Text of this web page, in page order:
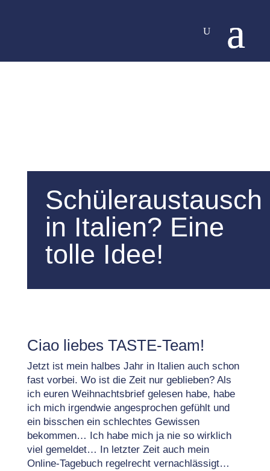
Schüleraustausch
in Italien? Eine
tolle Idee!
Ciao liebes TASTE-Team!
Jetzt ist mein halbes Jahr in Italien auch schon
fast vorbei. Wo ist die Zeit nur geblieben? Als
ich euren Weihnachtsbrief gelesen habe, habe
ich mich irgendwie angesprochen gefühlt und
ein bisschen ein schlechtes Gewissen
bekommen… Ich habe mich ja nie so wirklich
viel gemeldet… In letzter Zeit auch mein
Online-Tagebuch regelrecht vernachlässigt…